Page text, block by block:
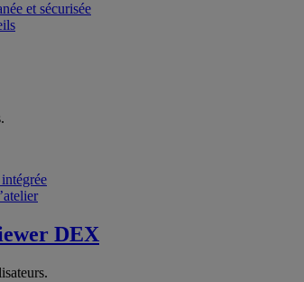
et sécurisée
DEX